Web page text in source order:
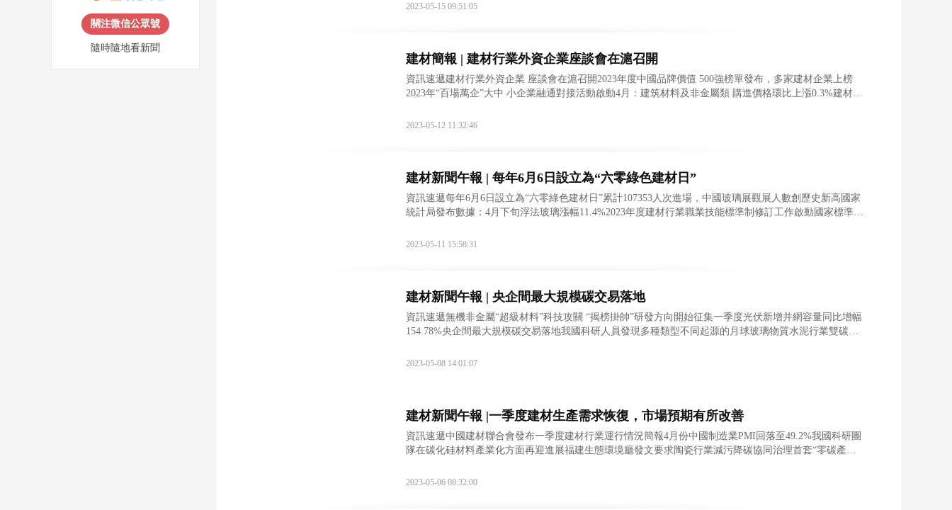
關注微信公眾號
隨時隨地看新聞
2023-05-15 09:51:05
建材簡報 | 建材行業外資企業座談會在滬召開
資訊速遞建材行業外資企業 座談會在滬召開2023年度中國品牌價值 500強榜單發布，多家建材企業上榜
2023年“百場萬企”大中 小企業融通對接活動啟動4月：建筑材料及非金屬類 購進價格環比上漲0.3%建材企
2023-05-12 11:32:46
建材新聞午報 | 每年6月6日設立為“六零綠色建材日”
資訊速遞每年6月6日設立為“六零綠色建材日”累計107353人次進場，中國玻璃展觀展人數創歷史新高國家
統計局發布數據：4月下旬浮法玻璃漲幅11.4%2023年度建材行業職業技能標準制修訂工作啟動國家標準
2023-05-11 15:58:31
建材新聞午報 | 央企間最大規模碳交易落地
資訊速遞無機非金屬“超級材料”科技攻關 “揭榜掛帥”研發方向開始征集一季度光伏新增并網容量同比增幅
154.78%央企間最大規模碳交易落地我國科研人員發現多種類型不同起源的月球玻璃物質水泥行業雙碳政
2023-05-08 14:01:07
建材新聞午報 |一季度建材生產需求恢復，市場預期有所改善
資訊速遞中國建材聯合會發布一季度建材行業運行情況簡報4月份中國制造業PMI回落至49.2%我國科研團
隊在碳化硅材料產業化方面再迎進展福建生態環境廳發文要求陶瓷行業減污降碳協同治理首套“零碳產業
2023-05-06 08:32:00